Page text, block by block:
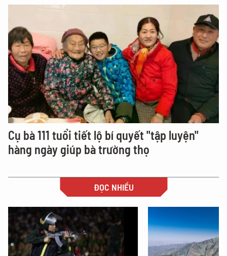
Cụ bà 111 tuổi tiết lộ bí quyết "tập luyện"
hàng ngày giúp bà trường thọ
ĐỌC NHIỀU